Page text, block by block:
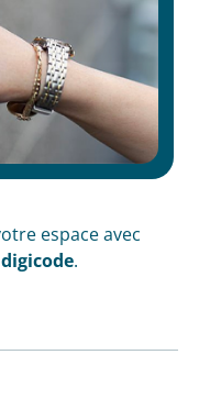
espace avec
digicode.